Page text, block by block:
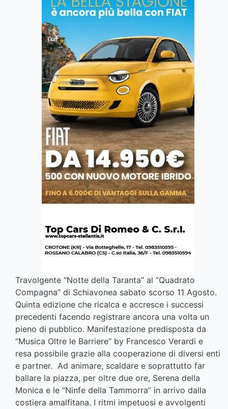
Travolgente “Notte della Taranta” al “Quadrato
Compagna” di Schiavonea sabato scorso 11 Agosto.
Quinta edizione che ricalca e accresce i successi
precedenti facendo registrare ancora una volta un
pieno di pubblico. Manifestazione predisposta da
“Musica Oltre le Barriere” by Francesco Verardi e
resa possibile grazie alla cooperazione di diversi enti
e partner. Ad animare, scaldare e soprattutto far
ballare la piazza, per oltre due ore, Serena della
Monica e le “Ninfe della Tammorra” in arrivo dalla
costiera amalfitana. I ritmi impetuosi e avvolgenti